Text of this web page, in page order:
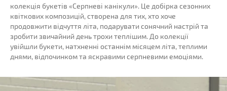
колекція букетів «Серпневі канікули». Це добірка сезонних
квіткових композицій, створена для тих, хто хоче
продовжити відчуття літа, подарувати сонячний настрій та
зробити звичайний день трохи теплішим. До колекції
увійшли букети, натхненні останнім місяцем літа, теплими
днями, відпочинком та яскравими серпневими емоціями.